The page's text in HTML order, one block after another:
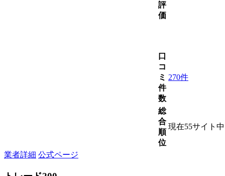
評
価
口
コ
ミ
件
数
270件
総
合
順
位
現在55サイト
業者詳細 公式ページ